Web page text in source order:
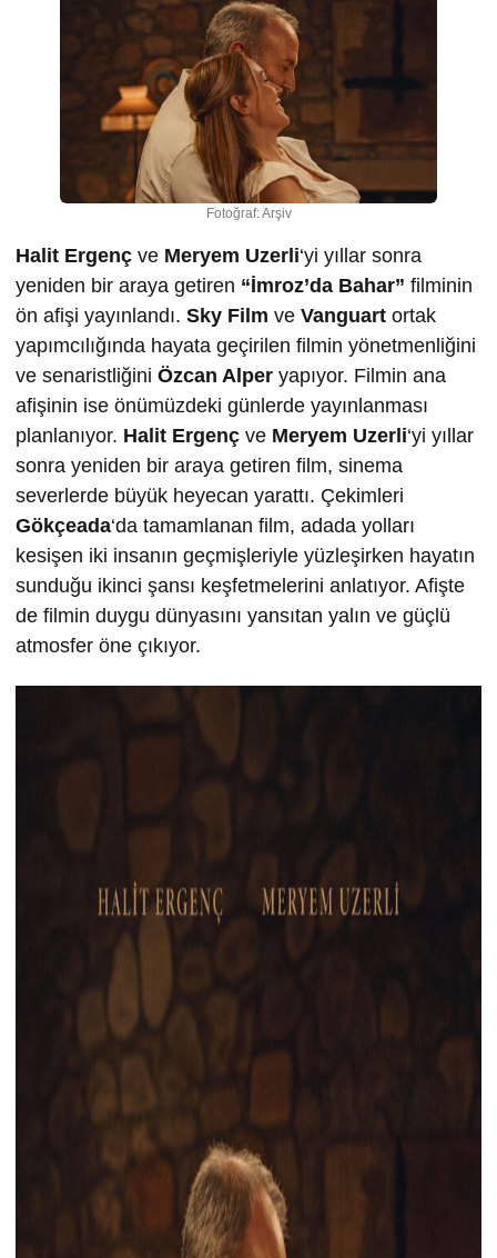
Fotoğraf: Arşiv
Halit Ergenç ve Meryem Uzerli‘yi yıllar sonra
yeniden bir araya getiren “İmroz’da Bahar” filminin
ön afişi yayınlandı. Sky Film ve Vanguart ortak
yapımcılığında hayata geçirilen filmin yönetmenliğini
ve senaristliğini Özcan Alper yapıyor. Filmin ana
afişinin ise önümüzdeki günlerde yayınlanması
planlanıyor. Halit Ergenç ve Meryem Uzerli‘yi yıllar
sonra yeniden bir araya getiren film, sinema
severlerde büyük heyecan yarattı. Çekimleri
Gökçeada‘da tamamlanan film, adada yolları
kesişen iki insanın geçmişleriyle yüzleşirken hayatın
sunduğu ikinci şansı keşfetmelerini anlatıyor. Afişte
de filmin duygu dünyasını yansıtan yalın ve güçlü
atmosfer öne çıkıyor.